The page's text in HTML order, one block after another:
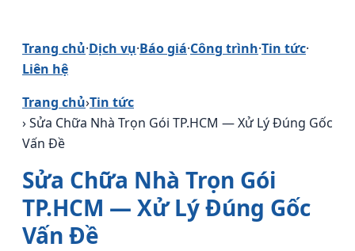
Trang chủ·Dịch vụ·Báo giá·Công trình·Tin tức·
Liên hệ
Trang chủ›Tin tức
› Sửa Chữa Nhà Trọn Gói TP.HCM — Xử Lý Đúng Gốc
Vấn Đề
Sửa Chữa Nhà Trọn Gói
TP.HCM — Xử Lý Đúng Gốc
Vấn Đề